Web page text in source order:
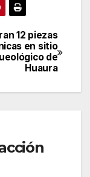
12 piezas
en sitio
de
Huaura